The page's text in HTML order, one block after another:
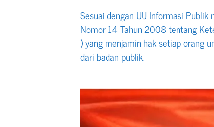
Sesuai dengan UU Informasi Publik
Nomor 14 Tahun 2008 tentang
) yang menjamin hak setiap orang
dari badan publik.